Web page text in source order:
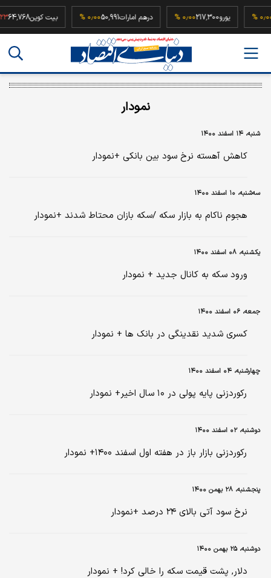
۰٫۰۰ % یورو217,300۰٫۰۰ % درهم امارات50,991۰٫۰۰ % بیت کوین
نمودار
شنبه، ۱۴ اسفند ۱۴۰۰
کاهش آهسته نرخ سود بین بانکی +نمودار
سه‌شنبه، ۱۰ اسفند ۱۴۰۰
هجوم ناکام به بازار سکه /سکه بازان محتاط شدند +نمودار
یکشنبه، ۰۸ اسفند ۱۴۰۰
ورود سکه به کانال جدید + نمودار
جمعه، ۰۶ اسفند ۱۴۰۰
کسری شدید نقدینگی در بانک ها + نمودار
چهارشنبه، ۰۴ اسفند ۱۴۰۰
رکوردزنی پایه پولی در ۱۰ سال اخیر+ نمودار
دوشنبه، ۰۲ اسفند ۱۴۰۰
رکوردزنی بازار باز در هفته اول اسفند ۱۴۰۰+ نمودار
پنجشنبه، ۲۸ بهمن ۱۴۰۰
نرخ سود آتی بالای ۲۴ درصد +نمودار
دوشنبه، ۲۵ بهمن ۱۴۰۰
دلار, پشت قیمت سکه را خالی کرد! + نمودار